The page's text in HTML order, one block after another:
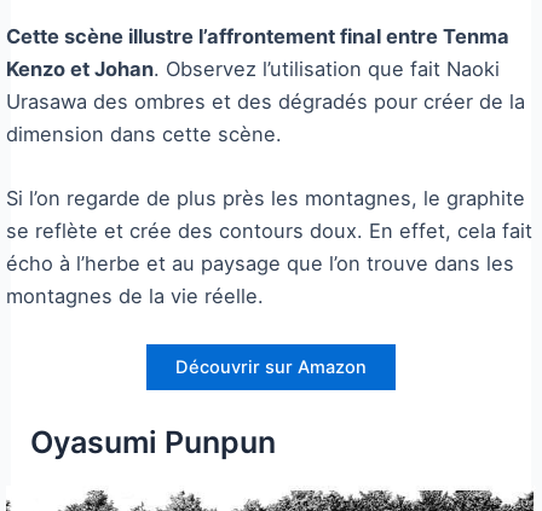
Cette scène illustre l’affrontement final entre Tenma
Kenzo et Johan. Observez l’utilisation que fait Naoki
Urasawa des ombres et des dégradés pour créer de la
dimension dans cette scène.
Si l’on regarde de plus près les montagnes, le graphite
se reflète et crée des contours doux. En effet, cela fait
écho à l’herbe et au paysage que l’on trouve dans les
montagnes de la vie réelle.
Découvrir sur Amazon
Oyasumi Punpun